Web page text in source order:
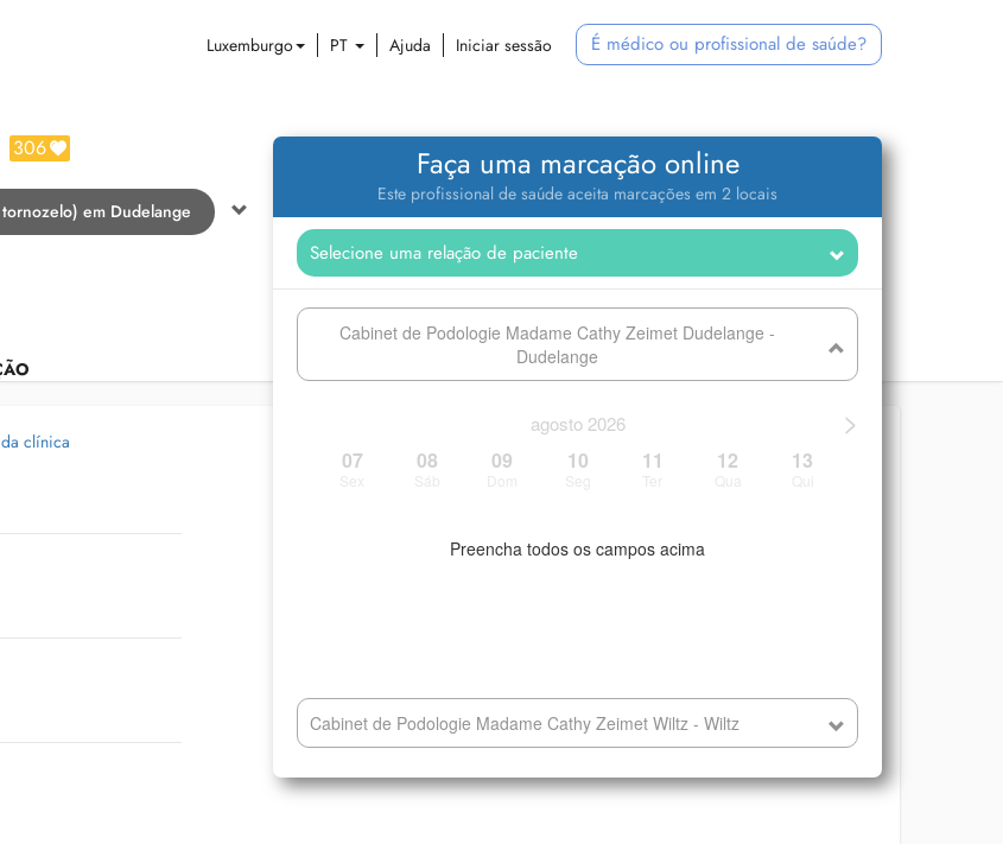
Luxemburgo PT Ajuda Iniciar sessão É médico ou profissional de saúde?
306
em Dudelange
Faça uma marcação online
Este profissional de saúde aceita marcações em 2 locais
Cabinet de Podologie Madame Cathy Zeimet Dudelange -
Dudelange
>
agosto 2026
07 08 09 10 11 12 13
Preencha todos os campos acima
Cabinet de Podologie Madame Cathy Zeimet Wiltz - Wiltz
clínica